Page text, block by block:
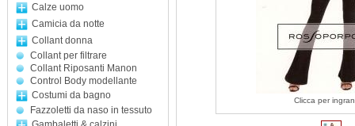
Calze uomo
Camicia da notte
Collant donna
Collant per filtrare
Collant Riposanti Manon
Control Body modellante
Costumi da bagno
Fazzoletti da naso in tessuto
Clicca per